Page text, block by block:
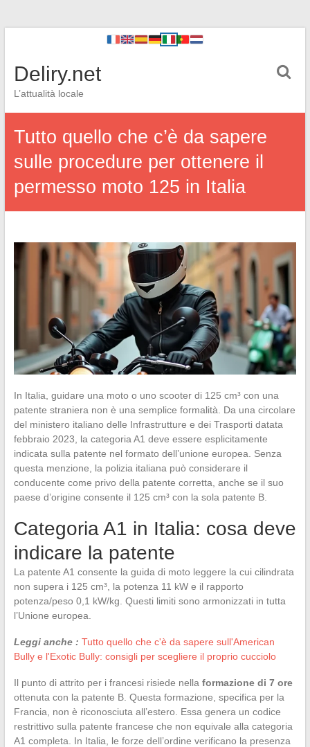
Deliry.net
L’attualità locale
Tutto quello che c’è da sapere
sulle procedure per ottenere il
permesso moto 125 in Italia
In Italia, guidare una moto o uno scooter di 125 cm³ con una
patente straniera non è una semplice formalità. Da una circolare
del ministero italiano delle Infrastrutture e dei Trasporti datata
febbraio 2023, la categoria A1 deve essere esplicitamente
indicata sulla patente nel formato dell’unione europea. Senza
questa menzione, la polizia italiana può considerare il
conducente come privo della patente corretta, anche se il suo
paese d’origine consente il 125 cm³ con la sola patente B.
Categoria A1 in Italia: cosa deve
indicare la patente
La patente A1 consente la guida di moto leggere la cui cilindrata
non supera i 125 cm³, la potenza 11 kW e il rapporto
potenza/peso 0,1 kW/kg. Questi limiti sono armonizzati in tutta
l’Unione europea.
Leggi anche : Tutto quello che c'è da sapere sull'American
Bully e l'Exotic Bully: consigli per scegliere il proprio cucciolo
Il punto di attrito per i francesi risiede nella formazione di 7 ore
ottenuta con la patente B. Questa formazione, specifica per la
Francia, non è riconosciuta all’estero. Essa genera un codice
restrittivo sulla patente francese che non equivale alla categoria
A1 completa. In Italia, le forze dell’ordine verificano la presenza